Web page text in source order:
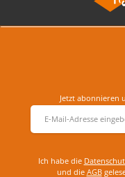
Jetzt abonnieren
E-Mail-Adresse
Ich habe die
und die AGB